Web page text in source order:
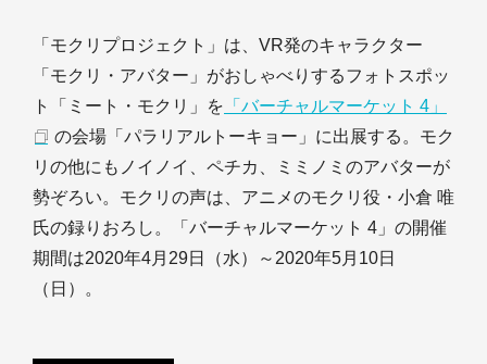
「モクリプロジェクト」は、VR発のキャラクター
「モクリ・アバター」がおしゃべりするフォトスポッ
ト「ミート・モクリ」を 「バーチャルマーケット 4」
の会場「パラリアルトーキョー」に出展する。モク
リの他にもノイノイ、ペチカ、ミミノミのアバターが
勢ぞろい。モクリの声は、アニメのモクリ役・小倉 唯
氏の録りおろし。「バーチャルマーケット 4」の開催
期間は2020年4月29日（水）～2020年5月10日
（日）。